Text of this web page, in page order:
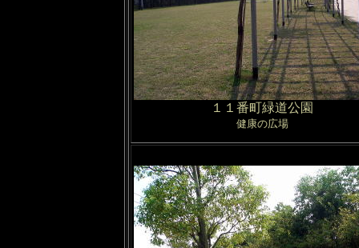
１１番町緑道公園
健康の広場